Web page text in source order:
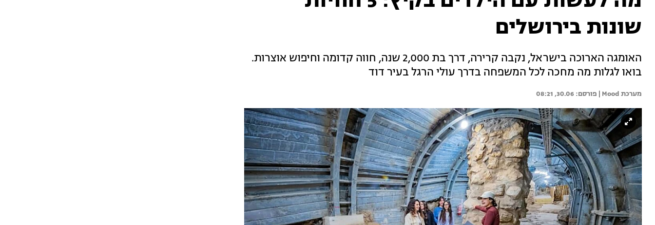
שונות בירושלים
האומגה הארוכה בישראל, נקבה קרירה, דרך בת 2,000 שנה, חווה קדומה וחיפוש אוצרות.
בואו לגלות מה מחכה לכל המשפחה בדרך עולי הרגל בעיר דוד
מערכת Mood | 30.06, 08:21